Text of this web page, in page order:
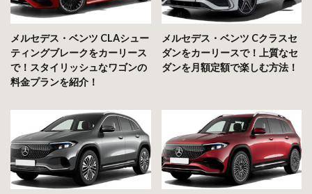
メルセデス・ベンツ CLAシュー
ティングブレークをカーリース
で！スタイリッシュなワゴンの
料金プランを紹介！
メルセデス・ベンツ Cクラスセ
ダンをカーリースで！上質なセ
ダンを月額定額で楽しむ方法！